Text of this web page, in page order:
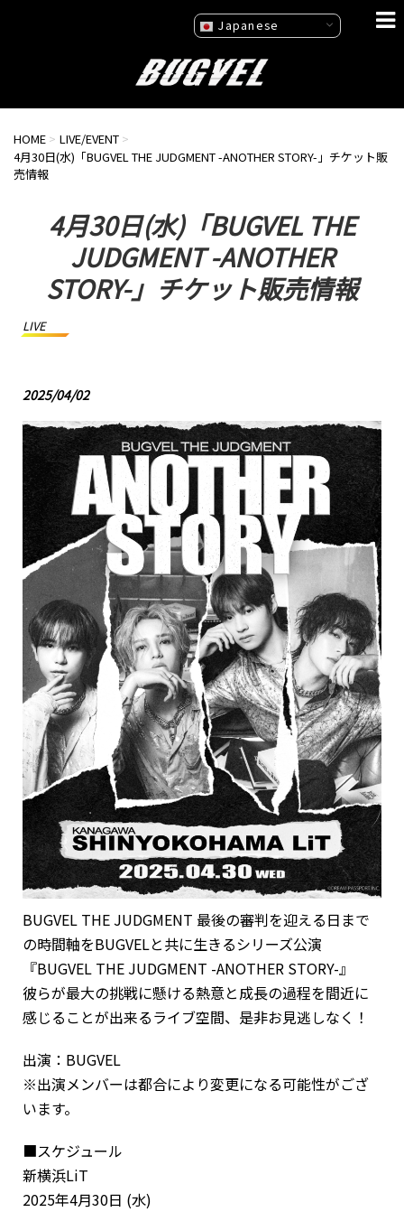
HOME > LIVE/EVENT >
4月30日(水)「BUGVEL THE JUDGMENT -ANOTHER STORY-」チケット販
売情報
4月30日(水)「BUGVEL THE
JUDGMENT -ANOTHER
STORY-」チケット販売情報
LIVE
2025/04/02
BUGVEL THE JUDGMENT 最後の審判を迎える日まで
の時間軸をBUGVELと共に生きるシリーズ公演
『BUGVEL THE JUDGMENT -ANOTHER STORY-』
彼らが最大の挑戦に懸ける熱意と成長の過程を間近に
感じることが出来るライブ空間、是非お見逃しなく！
出演：BUGVEL
※出演メンバーは都合により変更になる可能性がござ
います。
■スケジュール
新横浜LiT
2025年4月30日 (水)
Japanese